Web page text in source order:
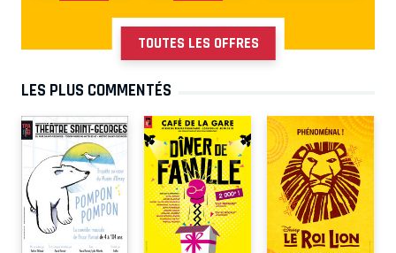
TOUTES LES OFFRES
LES PLUS COMMENTÉS